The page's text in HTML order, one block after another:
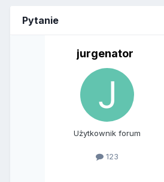
Pytanie
jurgenator
Użytkownik forum
123